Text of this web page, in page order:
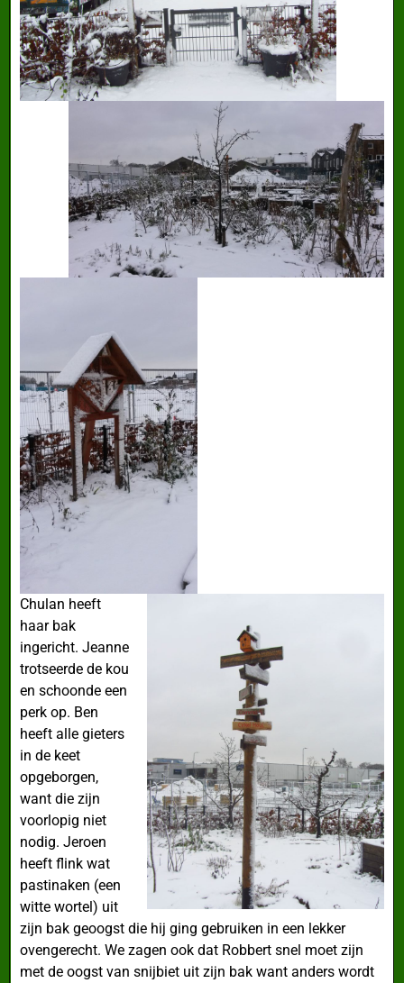
Chulan heeft
haar bak
ingericht. Jeanne
trotseerde de kou
en schoonde een
perk op. Ben
heeft alle gieters
in de keet
opgeborgen,
want die zijn
voorlopig niet
nodig. Jeroen
heeft flink wat
pastinaken (een
witte wortel) uit
zijn bak geoogst die hij ging gebruiken in een lekker
ovengerecht. We zagen ook dat Robbert snel moet zijn
met de oogst van snijbiet uit zijn bak want anders wordt